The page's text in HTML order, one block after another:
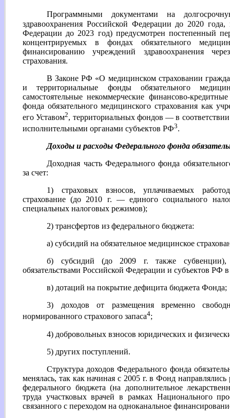
Программными документами на
здравоохранения Российской Федерации до 2020
Федерации до 2023 год) предусмотрен постепенный
концентрируемых в фондах обязательного
финансированию учреждений здравоохранения
страхования.
В Законе РФ «О медицинском страховании
и территориальные фонды обязательного
самостоятельные некоммерческие финансово-
фонда обязательного медицинского страхования как
его Уставом2, территориальных фондов — в
исполнительными органами субъектов РФ3.
Доходы и расходы Федерального фонда
Доходная часть Федерального фонда
за счет:
1) страховых взносов, уплачиваемых
страхование (до 2010 г. — единого социального
специальных налоговых режимов);
2) трансфертов из федерального бюджета:
а) субсидий на обязательное медицинское
б) субсидий (до 2009 г. также субвенции),
обязательствами Российской Федерации и субъектов РФ
в) дотаций на покрытие дефицита бюджета Фонда;
3) доходов от размещения временно
нормированного страхового запаса4;
4) добровольных взносов юридических и
5) других поступлений.
Структура доходов Федерального фонда
менялась, так как начиная с 2005 г. в Фонд
федерального бюджета (на дополнительное
труда участковых врачей в рамках Национального
связанного с переходом на одноканальное